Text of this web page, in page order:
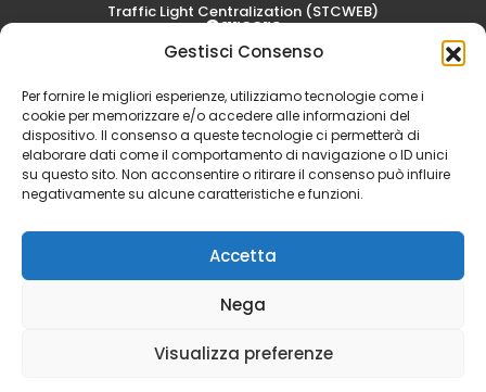
Gestisci Consenso
Per fornire le migliori esperienze, utilizziamo tecnologie come i
cookie per memorizzare e/o accedere alle informazioni del
dispositivo. Il consenso a queste tecnologie ci permetterà di
elaborare dati come il comportamento di navigazione o ID unici
su questo sito. Non acconsentire o ritirare il consenso può influire
negativamente su alcune caratteristiche e funzioni.
Accetta
Nega
Visualizza preferenze
Traffic Light Centralization (STCWEB)
Careers
3.000.000,00 i.v. | PIVA 00857000152 -Privacy Policy